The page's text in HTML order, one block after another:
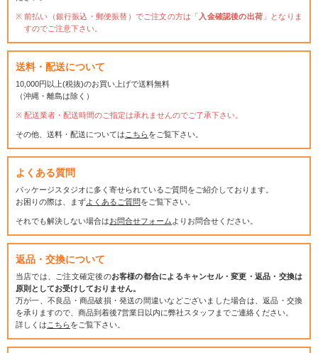
前払い（銀行振込・郵便振替）でご注文の方は「 入金確認後の出荷 」となりま
すのでご注意下さい。
送料・配送について
10,000円以上(税抜)のお買い上げで送料無料
（沖縄・離島は除く）
配送業者・配送時間のご指定は承れませんのでご了承下さい。
その他、送料・配送については こちらをご覧下さい。
よくある質問
パッケージスタジオに多く寄せられているご質問をご紹介しております。
お困りの際は、まずよくあるご質問をご覧下さい。
それでも解決しない場合はお問合せフォーム よりお問合せください。
返品・交換について
当店では、ご注文確定後のお客様の都合によるキャンセル・変更・返品・交換は
原則としてお受けしておりません。
万が一、不良品・商品破損・発送の間違いなどございました場合は、返品・交換
を承りますので、商品到着後7営業日以内に弊社スタッフまでご連絡ください。
詳しくは こちらをご覧下さい。